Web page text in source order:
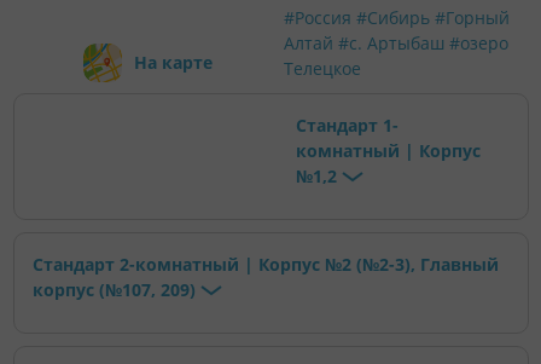
На карте
#Россия #Сибирь #Горный
Алтай #с. Артыбаш #озеро
Телецкое
Стандарт 1-
комнатный | Корпус
№1,2
Стандарт 2-комнатный | Корпус №2 (№2-3), Главный
корпус (№107, 209)